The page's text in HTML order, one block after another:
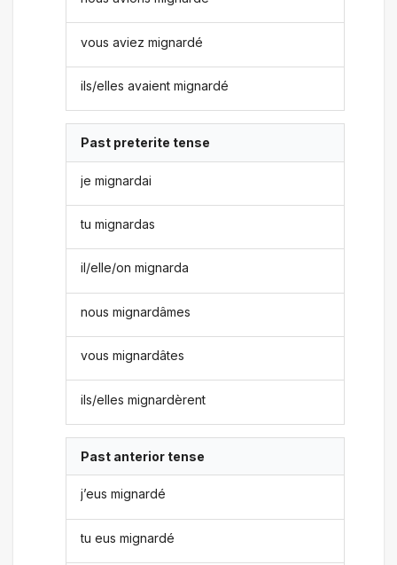
vous aviez mignardé
ils/elles avaient mignardé
Past preterite tense
je mignardai
tu mignardas
il/elle/on mignarda
nous mignardâmes
vous mignardâtes
ils/elles mignardèrent
Past anterior tense
j’eus mignardé
tu eus mignardé